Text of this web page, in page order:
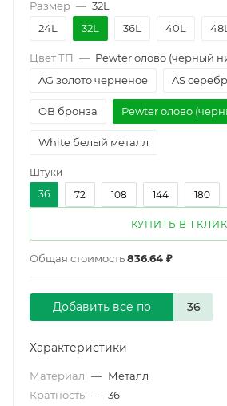
Размер — 32L
24L
32L 36L 40L 48L
Цвет ТП — Pewter олово (черный
AG золото черненое
AS
OB бронза Pewter олово
White белый металл
Штуки
36
72 108 144 180
КУПИТЬ В 1 КЛИК
Общая стоимость836.64 ₽
Добавить все по
Характеристики
Материал — Металл
Кратность — 36